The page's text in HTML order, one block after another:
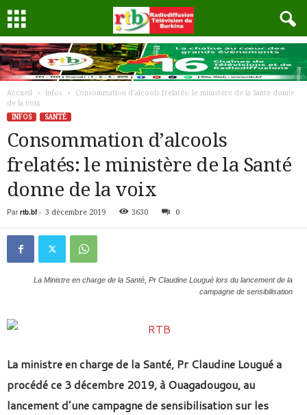
Accueil Infos
Consommation d’alcools frelatés: le ministère de la Santé donne
de la voix
INFOS
SANTÉ
Consommation d’alcools
frelatés: le ministère de la Santé
donne de la voix
Par rtb.bf- 3 décembre 2019 3630 0
La Ministre en charge de la Santé, Pr Claudine Lougué lors du lancement de la
campagne de sensibilisation
La ministre en charge de la Santé, Pr Claudine Lougué a
procédé ce 3 décembre 2019, à Ouagadougou, au
lancement d’une campagne de sensibilisation sur les